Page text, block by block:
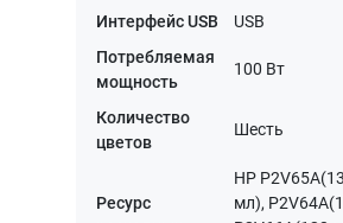
Интерфейс USB
USB
Потребляемая
мощность
100 Вт
Количество
цветов
Шесть
Ресурс
HP
мл),